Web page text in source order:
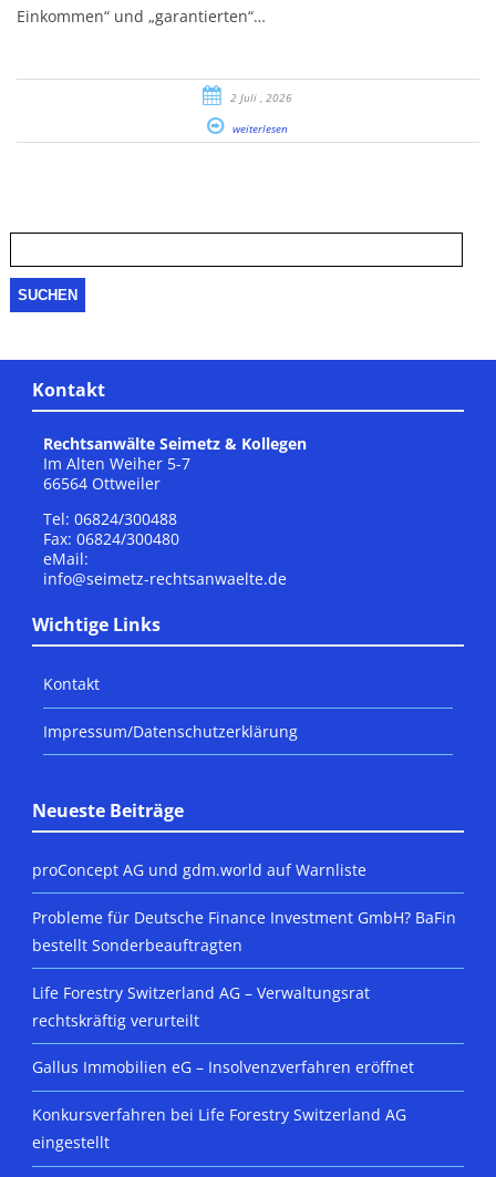
Einkommen“ und „garantierten“…
2 Juli , 2026
weiterlesen
nach:
Kontakt
Rechtsanwälte Seimetz & Kollegen
Im Alten Weiher 5-7
66564 Ottweiler
Tel: 06824/300488
Fax: 06824/300480
eMail:
info@seimetz-rechtsanwaelte.de
Wichtige Links
Kontakt
Impressum/Datenschutzerklärung
Neueste Beiträge
proConcept AG und gdm.world auf Warnliste
Probleme für Deutsche Finance Investment GmbH? BaFin
bestellt Sonderbeauftragten
Life Forestry Switzerland AG – Verwaltungsrat
rechtskräftig verurteilt
Gallus Immobilien eG – Insolvenzverfahren eröffnet
Konkursverfahren bei Life Forestry Switzerland AG
eingestellt